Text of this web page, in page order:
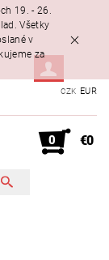
19. - 26.
Všetky
v
za
CZK EUR
0 €0